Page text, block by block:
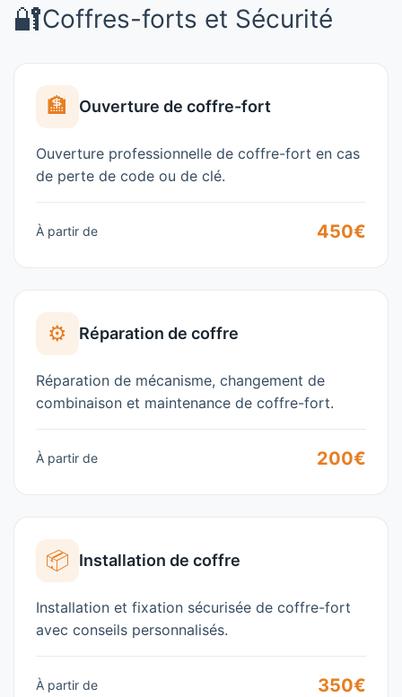
🔐Coffres-forts et Sécurité
🏦 Ouverture de coffre-fort
Ouverture professionnelle de coffre-fort en cas
de perte de code ou de clé.
À partir de 450€
⚙️ Réparation de coffre
Réparation de mécanisme, changement de
combinaison et maintenance de coffre-fort.
À partir de 200€
📦 Installation de coffre
Installation et fixation sécurisée de coffre-fort
avec conseils personnalisés.
À partir de 350€